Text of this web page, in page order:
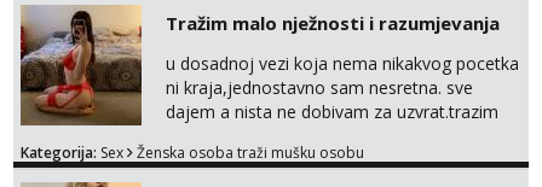
Tražim malo nježnosti i razumjevanja
u dosadnoj vezi koja nema nikakvog pocetka
ni kraja,jednostavno sam nesretna. sve
dajem a nista ne dobivam za uzvrat.trazim
trazim puno samo malo njeznosti i
Kategorija: Sex Ženska osoba traži mušku osobu